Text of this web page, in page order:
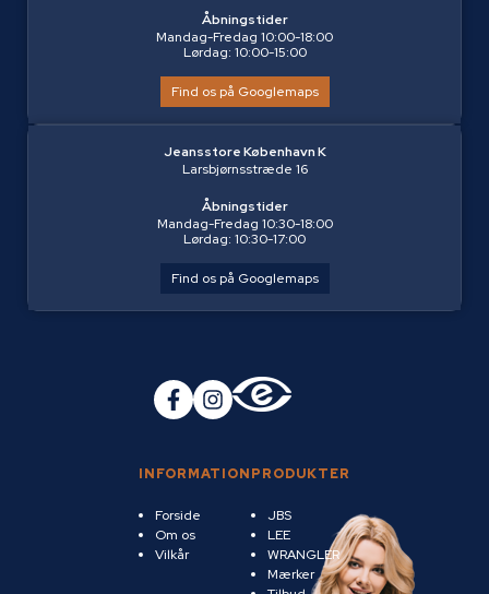
Åbningstider
Mandag-Fredag 10:00-18:00
Lørdag: 10:00-15:00
Find os på Googlemaps
Jeansstore København K
Larsbjørnsstræde 16
Åbningstider
Mandag-Fredag 10:30-18:00
Lørdag: 10:30-17:00
Find os på Googlemaps
INFORMATION
Forside
Om os
Vilkår
PRODUKTER
JBS
LEE
WRANGLER
Mærker